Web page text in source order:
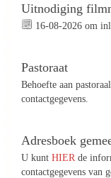
Uitnodiging
16-08-2026 om
Pastoraat
Behoefte aan
contactgegevens.
Adresboek
U kunt HIER de
contactgegevens van